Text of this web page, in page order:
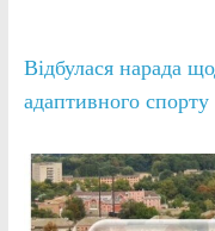
Відбулася нарада
адаптивного спорту